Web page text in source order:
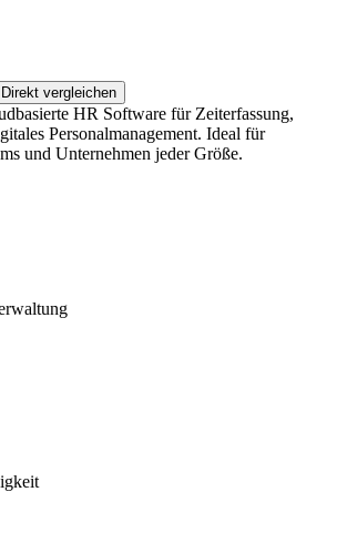
Direkt vergleichen
HR Software für Zeiterfassung,
Personalmanagement. Ideal für
und Unternehmen jeder Größe.